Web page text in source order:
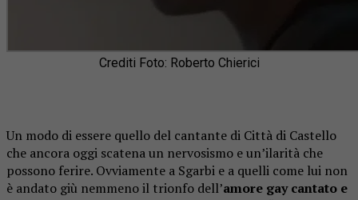
Crediti Foto: Roberto Chierici
Un modo di essere quello del cantante di Città di Castello
che ancora oggi scatena un nervosismo e un’ilarità che
possono ferire. Ovviamente a Sgarbi e a quelli come lui non
è andato giù nemmeno il trionfo dell’amore gay cantato e